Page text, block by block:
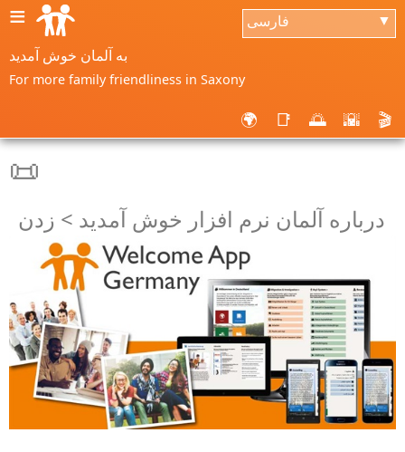
≡ فارسی ▼
به آلمان خوش آمدید
For more family friendliness in Saxony
🌍 📑 🌅 🌇 🎬
📜
درباره آلمان نرم افزار خوش آمدید > زدن